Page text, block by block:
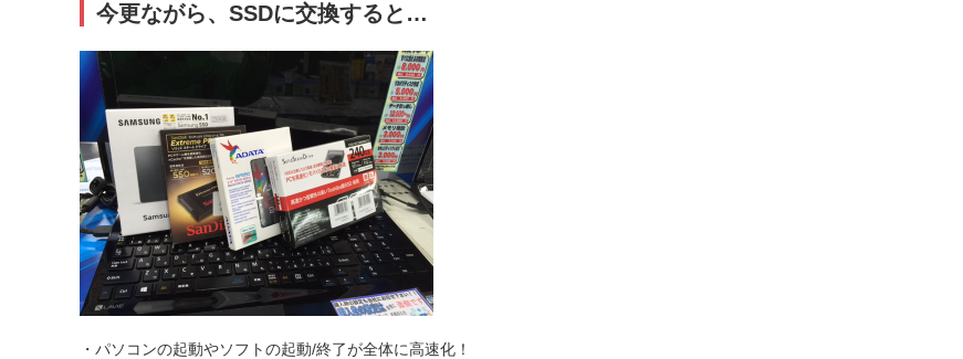
今更ながら、SSDに交換すると…
・パソコンの起動やソフトの起動/終了が全体に高速化！